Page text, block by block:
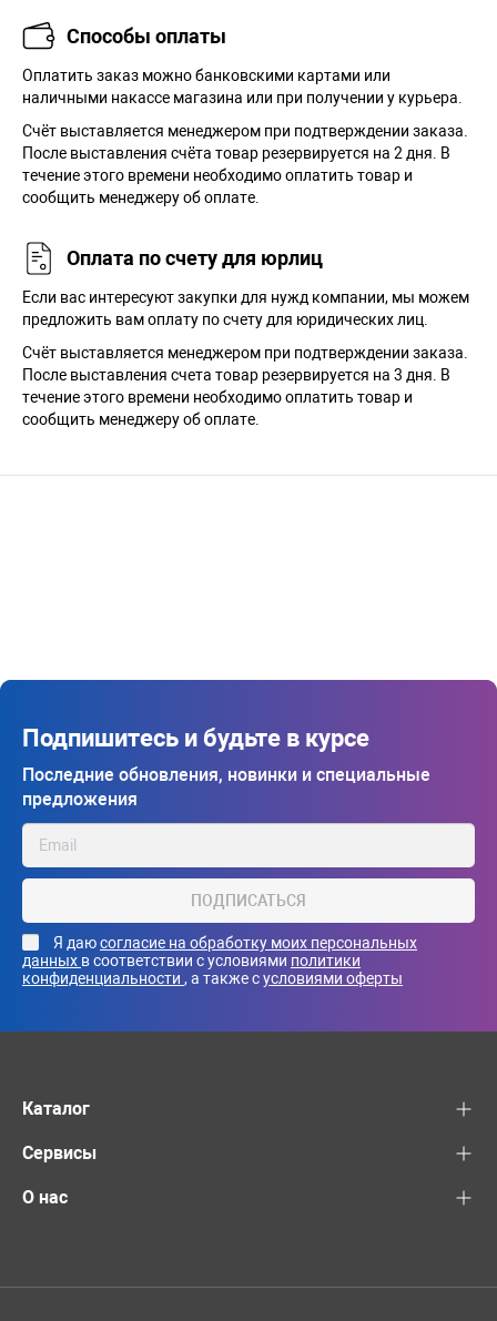
Способы оплаты
Оплатить заказ можно банковскими картами или
наличными накассе магазина или при получении у курьера.
Cчёт выставляется менеджером при подтверждении заказа.
После выставления счёта товар резервируется на 2 дня. В
течение этого времени необходимо оплатить товар и
сообщить менеджеру об оплате.
Оплата по счету для юрлиц
Если вас интересуют закупки для нужд компании, мы можем
предложить вам оплату по счету для юридических лиц.
Счёт выставляется менеджером при подтверждении заказа.
После выставления счета товар резервируется на 3 дня. В
течение этого времени необходимо оплатить товар и
сообщить менеджеру об оплате.
Подпишитесь и будьте в курсе
Последние обновления, новинки и специальные
предложения
ПОДПИСАТЬСЯ
Я даюсогласие на обработку моих персональных
данных в соответствии с условиями политики
конфиденциальности , а также сусловиями оферты
Каталог
Сервисы
О нас